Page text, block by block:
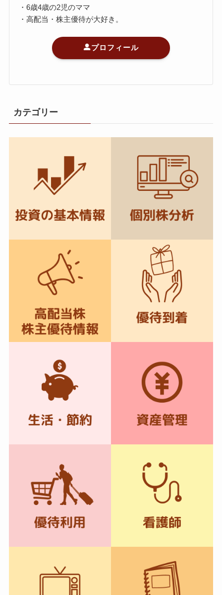
・6歳4歳の2児のママ
・高配当・株主優待が大好き。
プロフィール
カテゴリー